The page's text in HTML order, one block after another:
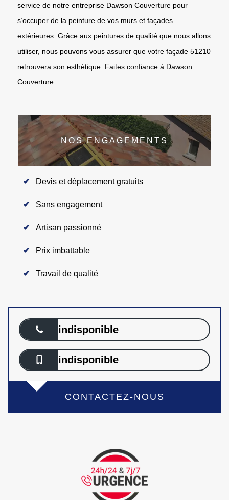
service de notre entreprise Dawson Couverture pour
s’occuper de la peinture de vos murs et façades
extérieures. Grâce aux peintures de qualité que nous allons
utiliser, nous pouvons vous assurer que votre façade 51210
retrouvera son esthétique. Faites confiance à Dawson
Couverture.
NOS ENGAGEMENTS
Devis et déplacement gratuits
Sans engagement
Artisan passionné
Prix imbattable
Travail de qualité
indisponible
indisponible
CONTACTEZ-NOUS